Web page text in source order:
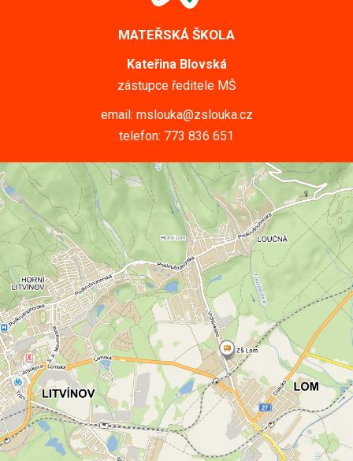
MATEŘSKÁ ŠKOLA
Kateřina Blovská
zástupce ředitele MŠ
email: mslouka@zslouka.cz
telefon: 773 836 651